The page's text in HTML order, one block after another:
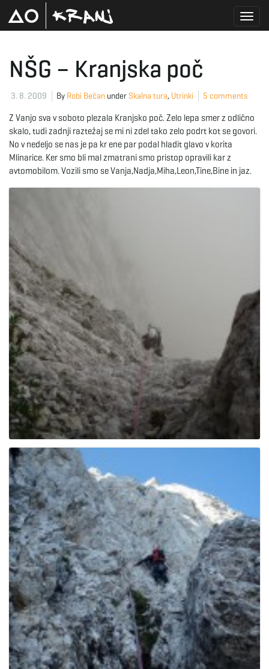
g
e
v
g
a
t
NŠG – Kranjska poč
3. 8. 2009 By Robi Bečan under Skalna tura, Utrinki 5 comments
Z Vanjo sva v soboto plezala Kranjsko poč. Zelo lepa smer z odlično
skalo, tudi zadnji raztežaj se mi ni zdel tako zelo podrt kot se govori.
No v nedeljo se nas je pa kr ene par podal hladit glavo v korita
Mlinarice. Ker smo bli mal zmatrani smo pristop opravili kar z
avtomobilom. Vozili smo se Vanja,Nadja,Miha,Leon,Tine,Bine in jaz.